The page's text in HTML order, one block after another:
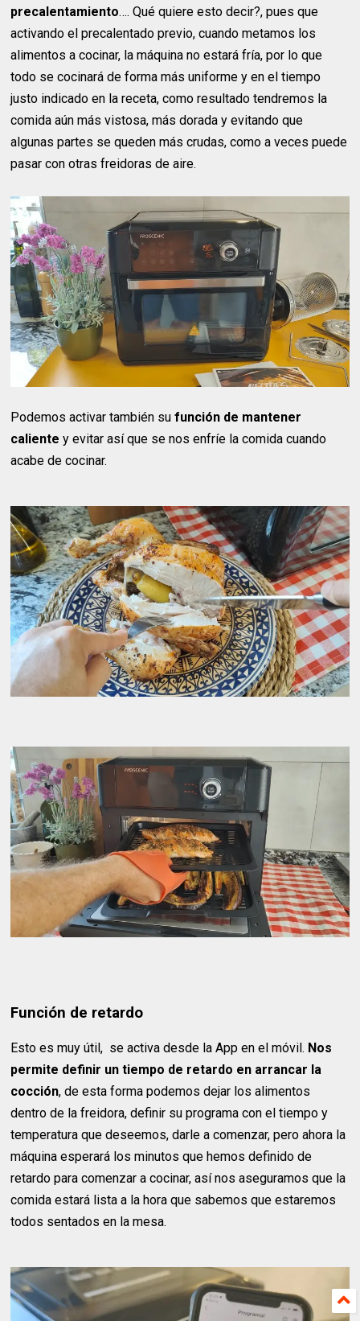
precalentamiento…. Qué quiere esto decir?, pues que
activando el precalentado previo, cuando metamos los
alimentos a cocinar, la máquina no estará fría, por lo que
todo se cocinará de forma más uniforme y en el tiempo
justo indicado en la receta, como resultado tendremos la
comida aún más vistosa, más dorada y evitando que
algunas partes se queden más crudas, como a veces puede
pasar con otras freidoras de aire.
Podemos activar también sufunción de mantener
caliente y evitar así que se nos enfríe la comida cuando
acabe de cocinar.
Función de retardo
Esto es muy útil, se activa desde la App en el móvil. Nos
permite definir un tiempo de retardo en arrancar la
cocción, de esta forma podemos dejar los alimentos
dentro de la freidora, definir su programa con el tiempo y
temperatura que deseemos, darle a comenzar, pero ahora la
máquina esperará los minutos que hemos definido de
retardo para comenzar a cocinar, así nos aseguramos que la
comida estará lista a la hora que sabemos que estaremos
todos sentados en la mesa.